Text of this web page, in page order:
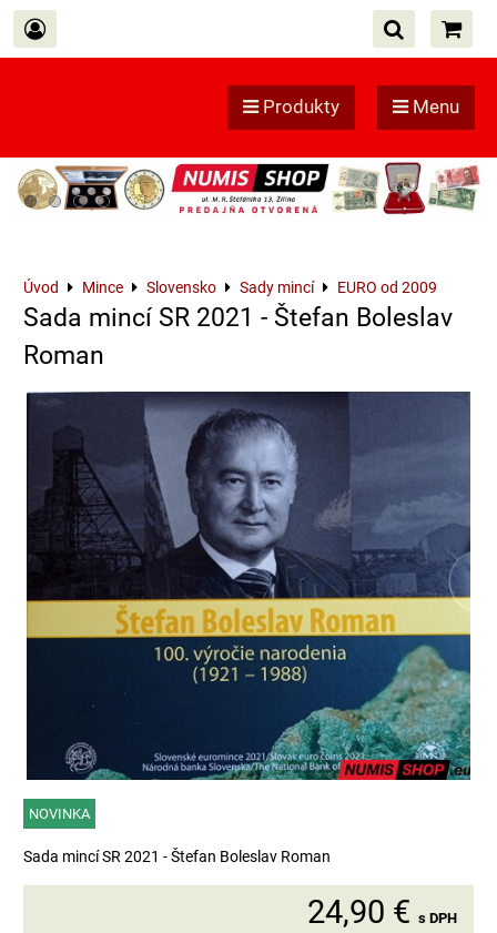
Produkty Menu
Úvod Mince Slovensko Sady mincí EURO od 2009
Sada mincí SR 2021 - Štefan Boleslav
Roman
NOVINKA
Sada mincí SR 2021 - Štefan Boleslav Roman
24,90 € s DPH